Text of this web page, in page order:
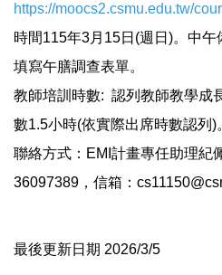
https://moocs2.csmu.edu.tw/
時間115年3月15日(週日)。中
填寫午膳調查表單。
教師培訓時數: 認列教師教學成
數1.5小時(依實際出席時數認列)
聯絡方式：EMI計畫專任助理紀
36097389，信箱：
最後更新日期 2026/3/5